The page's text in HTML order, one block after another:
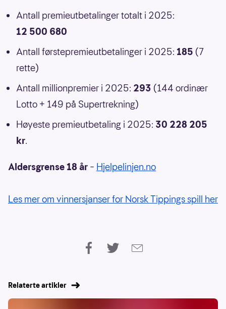
Antall premieutbetalinger totalt i 2025:
12 500 680
Antall førstepremieutbetalinger i 2025: 185 (7
rette)
Antall millionpremier i 2025: 293 (144 ordinær
Lotto + 149 på Supertrekning)
Høyeste premieutbetaling i 2025: 30 228 205
kr.
Aldersgrense 18 år – Hjelpelinjen.no
Les mer om vinnersjanser for Norsk Tippings spill her
Relaterte artikler